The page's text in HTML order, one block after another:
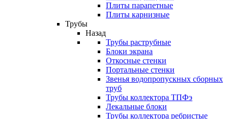
Плиты парапетные
Плиты карнизные
Трубы
Назад
Трубы раструбные
Блоки экрана
Откосные стенки
Портальные стенки
Звенья водопропускных сборных
труб
Трубы коллектора ТПФэ
Лекальные блоки
Трубы коллектора ребристые